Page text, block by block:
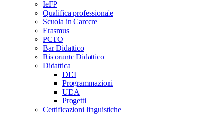
IeFP
Qualifica professionale
Scuola in Carcere
Erasmus
PCTO
Bar Didattico
Ristorante Didattico
Didattica
DDI
Programmazioni
UDA
Progetti
Certificazioni linguistiche